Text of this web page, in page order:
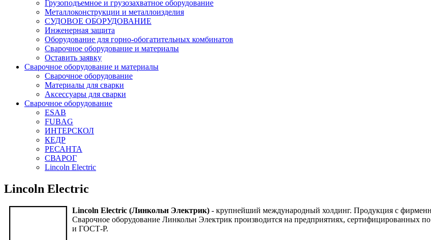
Грузоподъемное и грузозахватное оборудование
Металлоконструкции и металлоизделия
СУДОВОЕ ОБОРУДОВАНИЕ
Инженерная защита
Оборудование для горно-обогатительных комбинатов
Сварочное оборудование и материалы
Оставить заявку
Сварочное оборудование и материалы
Сварочное оборудование
Материалы для сварки
Аксессуары для сварки
Сварочное оборудование
ESAB
FUBAG
ИНТЕРСКОЛ
КЕДР
РЕСАНТА
СВАРОГ
Lincoln Electric
Lincoln Electric
Lincoln Electric (Линкольн Электрик) - крупнейший международный холдинг. Продукция с
Сварочное оборудование Линкольн Электрик производится на предприятиях, сертифицированных
и ГОСТ-Р.